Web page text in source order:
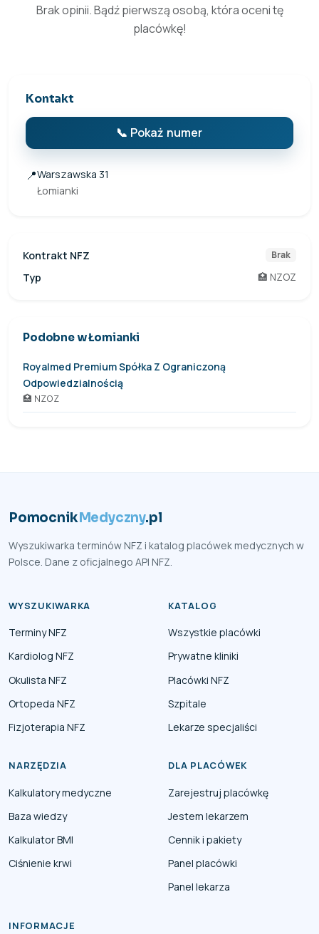
Brak opinii. Bądź pierwszą osobą, która oceni tę
placówkę!
Kontakt
📞 Pokaż numer
📍Warszawska 31
Łomianki
Kontrakt NFZ Brak
Typ 🏥 NZOZ
Podobne w Łomianki
Royalmed Premium Spółka Z Ograniczoną
Odpowiedzialnością
🏥 NZOZ
PomocnikMedyczny.pl
Wyszukiwarka terminów NFZ i katalog placówek medycznych w
Polsce. Dane z oficjalnego API NFZ.
WYSZUKIWARKA
Terminy NFZ
Kardiolog NFZ
Okulista NFZ
Ortopeda NFZ
Fizjoterapia NFZ
KATALOG
Wszystkie placówki
Prywatne kliniki
Placówki NFZ
Szpitale
Lekarze specjaliści
NARZĘDZIA
Kalkulatory medyczne
Baza wiedzy
Kalkulator BMI
Ciśnienie krwi
DLA PLACÓWEK
Zarejestruj placówkę
Jestem lekarzem
Cennik i pakiety
Panel placówki
Panel lekarza
INFORMACJE